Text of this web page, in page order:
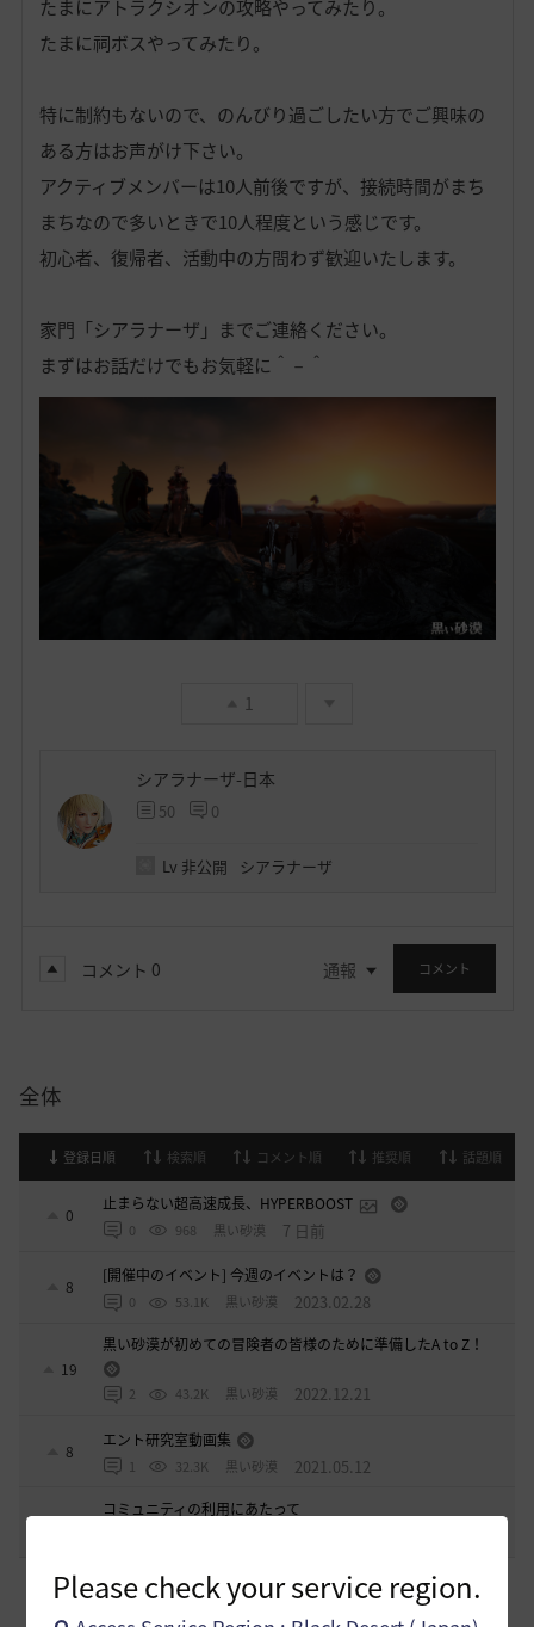
Please check your service region.
たまにアトラクシオンの攻略やってみたり。
たまに祠ボスやってみたり。
特に制約もないので、のんびり過ごしたい方でご興味の
ある方はお声がけ下さい。
アクティブメンバーは10人前後ですが、接続時間がまち
まちなので多いときで10人程度という感じです。
初心者、復帰者、活動中の方問わず歓迎いたします。
家門「シアラナーザ」までご連絡ください。
まずはお話だけでもお気軽に＾－＾
1
シアラナーザ-日本
50 0
Lv 非公開 シアラナーザ
コメント 0 通報 コメント
全体
登録日順 検索順 コメント順 推奨順 話題順
0
止まらない超高速成長、HYPERBOOST
0 968 黒い砂漠 7 日前
8
[開催中のイベント] 今週のイベントは？
0 53.1K 黒い砂漠 2023.02.28
19
黒い砂漠が初めての冒険者の皆様のために準備したA to Z！
2 43.2K 黒い砂漠 2022.12.21
8
エント研究室動画集
1 32.3K 黒い砂漠 2021.05.12
51
コミュニティの利用にあたって
1
[意見掲示板] 太古装備に関する公式説明と意見掲示板への対
応について